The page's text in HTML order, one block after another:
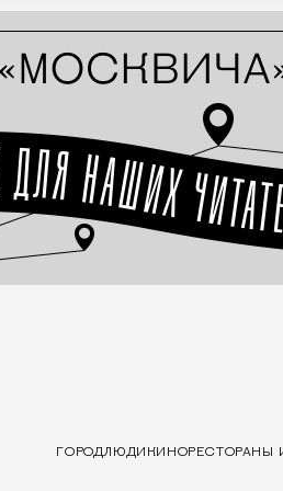
ГОРОДЛЮДИ КИНОРЕСТОРАНЫ